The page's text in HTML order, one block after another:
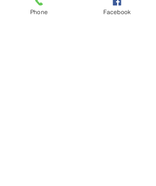
Phone Facebook